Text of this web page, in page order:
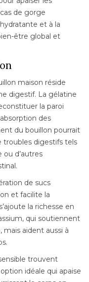
de gorge
et à la
être global et
maison réside
digestif. La gélatine
la paroi
des
du bouillon pourrait
troubles digestifs tels
ou d’autres
de sucs
et facilite la
la richesse en
qui soutiennent
aident aussi à
trouvent
idéale qui apaise